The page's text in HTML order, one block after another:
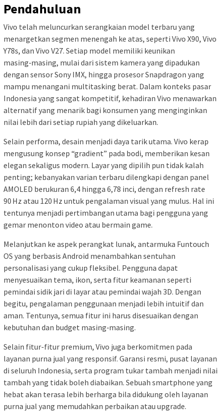
Pendahuluan
Vivo telah meluncurkan serangkaian model terbaru yang
menargetkan segmen menengah ke atas, seperti Vivo X90, Vivo
Y78s, dan Vivo V27. Setiap model memiliki keunikan
masing‑masing, mulai dari sistem kamera yang dipadukan
dengan sensor Sony IMX, hingga prosesor Snapdragon yang
mampu menangani multitasking berat. Dalam konteks pasar
Indonesia yang sangat kompetitif, kehadiran Vivo menawarkan
alternatif yang menarik bagi konsumen yang menginginkan
nilai lebih dari setiap rupiah yang dikeluarkan.
Selain performa, desain menjadi daya tarik utama. Vivo kerap
mengusung konsep “gradient” pada bodi, memberikan kesan
elegan sekaligus modern. Layar yang dipilih pun tidak kalah
penting; kebanyakan varian terbaru dilengkapi dengan panel
AMOLED berukuran 6,4 hingga 6,78 inci, dengan refresh rate
90 Hz atau 120 Hz untuk pengalaman visual yang mulus. Hal ini
tentunya menjadi pertimbangan utama bagi pengguna yang
gemar menonton video atau bermain game.
Melanjutkan ke aspek perangkat lunak, antarmuka Funtouch
OS yang berbasis Android menambahkan sentuhan
personalisasi yang cukup fleksibel. Pengguna dapat
menyesuaikan tema, ikon, serta fitur keamanan seperti
pemindai sidik jari di layar atau pemindai wajah 3D. Dengan
begitu, pengalaman penggunaan menjadi lebih intuitif dan
aman. Tentunya, semua fitur ini harus disesuaikan dengan
kebutuhan dan budget masing‑masing.
Selain fitur-fitur premium, Vivo juga berkomitmen pada
layanan purna jual yang responsif. Garansi resmi, pusat layanan
di seluruh Indonesia, serta program tukar tambah menjadi nilai
tambah yang tidak boleh diabaikan. Sebuah smartphone yang
hebat akan terasa lebih berharga bila didukung oleh layanan
purna jual yang memudahkan perbaikan atau upgrade.